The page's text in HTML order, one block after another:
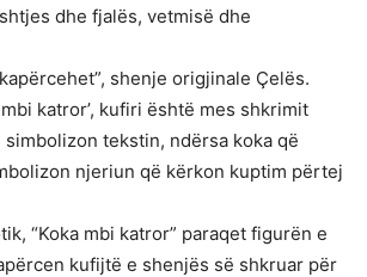
dhe fjalës, vetmisë dhe
shenje origjinale Çelës.
mbi katror’, kufiri është mes shkrimit
tekstin, ndërsa koka që
njeriun që kërkon kuptim përtej
“Koka mbi katror” paraqet figurën e
kufijtë e shenjës së shkruar për